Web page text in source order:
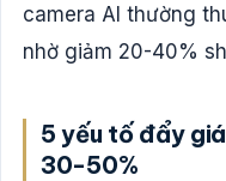
camera AI thường
nhờ giảm 20-40%
5 yếu tố đẩy
30-50%